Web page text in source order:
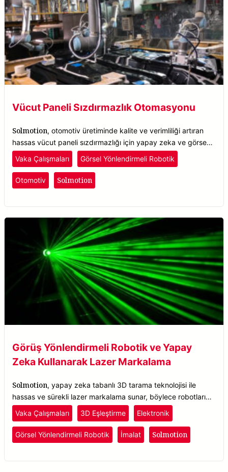
Vücut Paneli Sızdırmazlık Otomasyonu
Solmotion, otomotiv üretiminde kalite ve verimliliği artıran
hassas vücut paneli sızdırmazlığı için yapay zeka ve görsel
rehberli robotikleri birleştirir.
Vaka Çalışmaları Görsel Yönlendirmeli Robotik
Otomotiv Solmotion
Görüş Yönlendirmeli Robotik ve Yapay
Zeka Kullanarak Lazer Markalama
Solmotion, yapay zeka tabanlı 3D tarama teknolojisi ile
hassas ve sürekli lazer markalama sunar, böylece robotların
parçaları gerçek zamanlı olarak konumlandırarak nesneleri
doğru bir şekilde tanıyıp işaretlemesini sağlar.
Vaka Çalışmaları 3D Eşleştirme Elektronik
Görsel Yönlendirmeli Robotik İmalat Solmotion